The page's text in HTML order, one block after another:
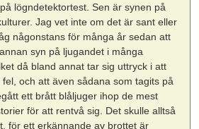
lögndetektortest. Sen är synen på
Jag vet inte om det är sant eller
någonstans för många år sedan att
syn på ljugandet i många
då bland annat tar sig uttryck i att
och att även sådana som tagits på
ett brått blåljuger ihop de mest
för att rentvå sig. Det skulle alltså
för ett erkännande av brottet är